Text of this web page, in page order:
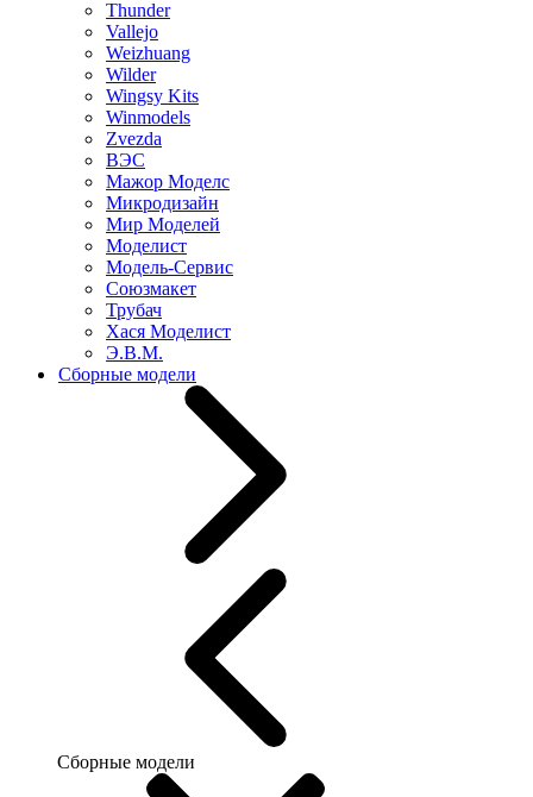
Thunder
Vallejo
Weizhuang
Wilder
Wingsy Kits
Winmodels
Zvezda
ВЭС
Мажор Моделс
Микродизайн
Мир Моделей
Моделист
Модель-Сервис
Союзмакет
Трубач
Хася Моделист
Э.В.М.
Сборные модели
Сборные модели